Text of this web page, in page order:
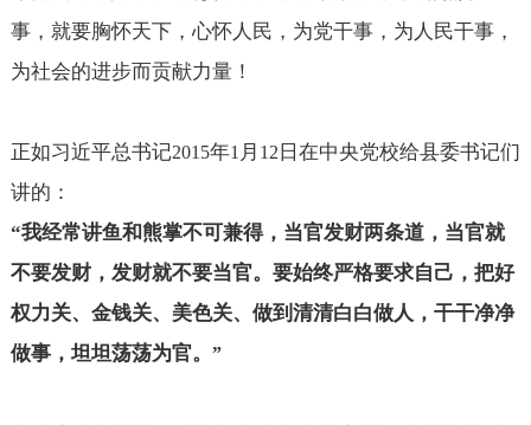
事，就要胸怀天下，心怀人民，为党干事，为人民干事，
为社会的进步而贡献力量！
正如习近平总书记2015年1 月 12 日在中央党校给县委书记们
讲的：
“我经常讲鱼和熊掌不可兼得，当官发财两条道，当官就
不要发财，发财就不要当官。要始终严格要求自己，把好
权力关、金钱关、美色关、做到清清白白做人，干干净净
做事，坦坦荡荡为官。 ”